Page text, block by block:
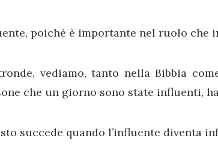
poiché è importante nel ruolo che
vediamo, tanto nella Bibbia
che un giorno sono state influenti,
succede quando l’influente diventa